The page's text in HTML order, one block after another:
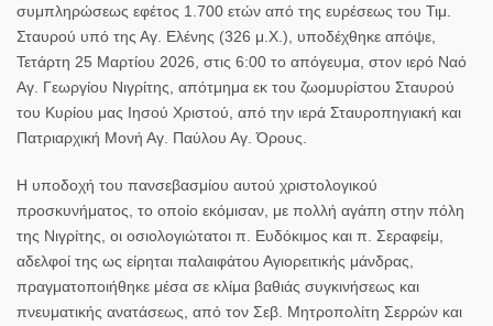
συμπληρώσεως εφέτος 1.700 ετών από της ευρέσεως του Τιμ.
Σταυρού υπό της Αγ. Ελένης (326 μ.Χ.), υποδέχθηκε απόψε,
Τετάρτη 25 Μαρτίου 2026, στις 6:00 το απόγευμα, στον ιερό Ναό
Αγ. Γεωργίου Νιγρίτης, απότμημα εκ του ζωομυρίστου Σταυρού
του Κυρίου μας Ιησού Χριστού, από την ιερά Σταυροπηγιακή και
Πατριαρχική Μονή Αγ. Παύλου Αγ. Όρους.
Η υποδοχή του πανσεβασμίου αυτού χριστολογικού
προσκυνήματος, το οποίο εκόμισαν, με πολλή αγάπη στην πόλη
της Νιγρίτης, οι οσιολογιώτατοι π. Ευδόκιμος και π. Σεραφείμ,
αδελφοί της ως είρηται παλαιφάτου Αγιορειτικής μάνδρας,
πραγματοποιήθηκε μέσα σε κλίμα βαθιάς συγκινήσεως και
πνευματικής ανατάσεως, από τον Σεβ. Μητροπολίτη Σερρών και